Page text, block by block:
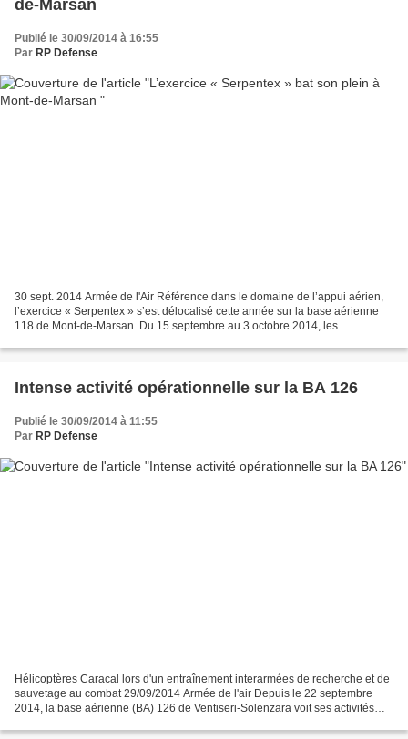
de-Marsan
Publié le 30/09/2014 à 16:55
Par RP Defense
30 sept. 2014 Armée de l'Air Référence dans le domaine de l’appui aérien,
l’exercice « Serpentex » s’est délocalisé cette année sur la base aérienne
118 de Mont-de-Marsan. Du 15 septembre au 3 octobre 2014, les
Intense activité opérationnelle sur la BA 126
Publié le 30/09/2014 à 11:55
Par RP Defense
Hélicoptères Caracal lors d'un entraînement interarmées de recherche et de
sauvetage au combat 29/09/2014 Armée de l'air Depuis le 22 septembre
2014, la base aérienne (BA) 126 de Ventiseri-Solenzara voit ses activités